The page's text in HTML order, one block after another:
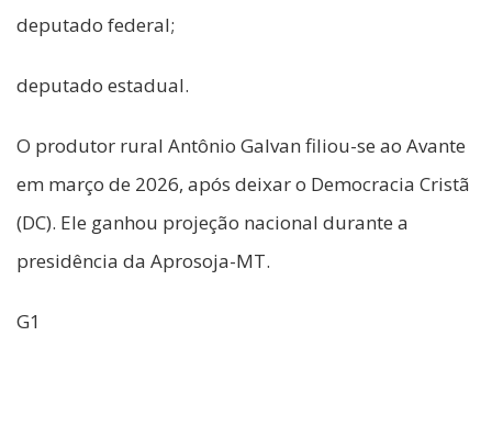
deputado federal;
deputado estadual.
O produtor rural Antônio Galvan filiou-se ao Avante
em março de 2026, após deixar o Democracia Cristã
(DC). Ele ganhou projeção nacional durante a
presidência da Aprosoja-MT.
G1